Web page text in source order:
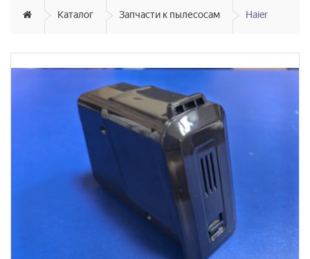
Каталог Запчасти к пылесосам Haier